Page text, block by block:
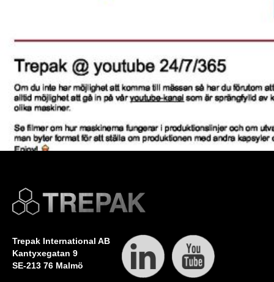
Trepak International AB
Kantyxegatan 9
SE-213 76 Malmö